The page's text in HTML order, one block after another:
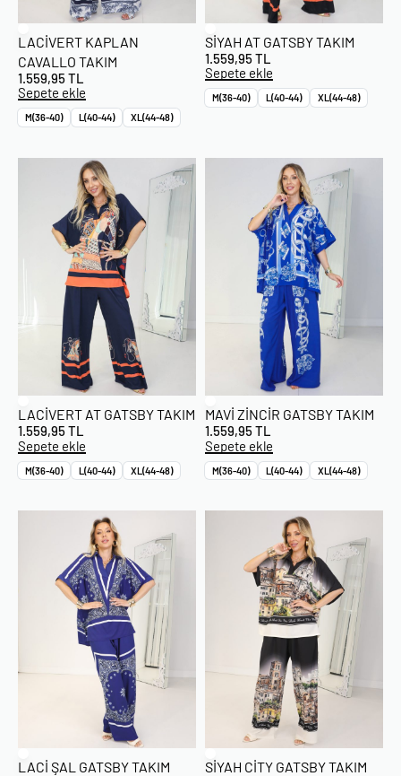
LACIVERT KAPLAN
CAVALLO TAKIM
1.559,95TL
Sepete ekle
M(36-40) L(40-44) XL(44-48)
SIYAH AT GATSBY TAKIM
1.559,95TL
Sepete ekle
M(36-40) L(40-44) XL(44-48)
LACIVERT AT GATSBY TAKIM
1.559,95TL
Sepete ekle
M(36-40) L(40-44) XL(44-48)
MAVI ZINCIR GATSBY TAKIM
1.559,95TL
Sepete ekle
M(36-40) L(40-44) XL(44-48)
LACI ŞAL GATSBY TAKIM SIYAH CITY GATSBY TAKIM